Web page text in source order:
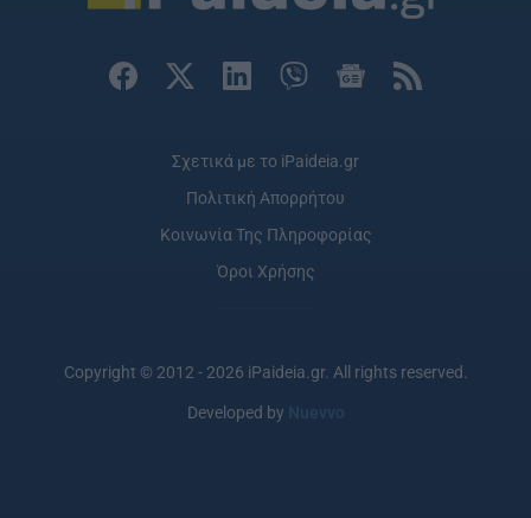
Σχετικά με το iPaideia.gr
Πολιτική Απορρήτου
Κοινωνία Της Πληροφορίας
Όροι Χρήσης
Copyright © 2012 - 2026 iPaideia.gr. All rights reserved.
Developed by